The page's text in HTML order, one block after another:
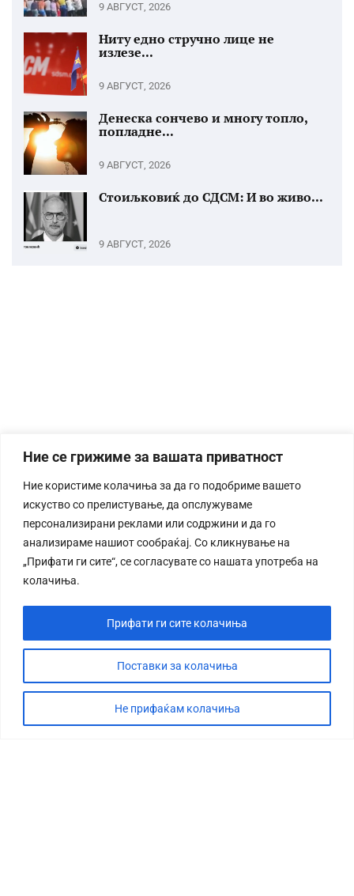
Ние се грижиме за вашата приватност
Ние користиме колачиња за да го подобриме вашето
искуство со прелистување, да опслужуваме
персонализирани реклами или содржини и да го
анализираме нашиот сообраќај. Со кликнување на
„Прифати ги сите“, се согласувате со нашата употреба на
колачиња.
Поставки за колачиња
Не прифаќам колачиња
Прифати ги сите колачиња
9 АВГУСТ, 2026
Ниту едно стручно лице не
излезе...
9 АВГУСТ, 2026
Денеска сончево и многу топло,
попладне...
9 АВГУСТ, 2026
Стоиљковиќ до СДСМ: И во живо...
9 АВГУСТ, 2026